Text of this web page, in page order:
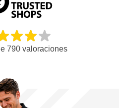
790 valoraciones